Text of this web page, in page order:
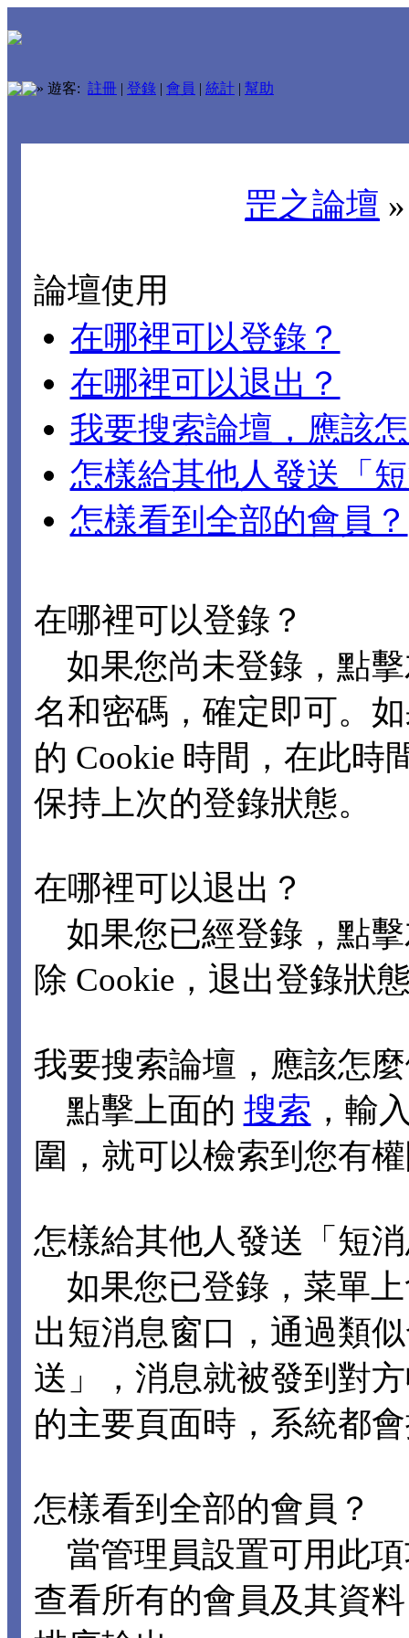
» 遊客: 註冊 | 登錄 | 會員 | 統計 | 幫助
罡之論壇
論壇使用
在哪裡可以登錄？
在哪裡可以退出？
我要搜索論壇，應該
怎樣給其他人發送「
怎樣看到全部的會員？
在哪裡可以登錄？
如果您尚未登錄，點
名和密碼，確定即可。
的 Cookie 時間，在此時
保持上次的登錄狀態。
在哪裡可以退出？
如果您已經登錄，點
除 Cookie，退出登錄狀
我要搜索論壇，應該怎
點擊上面的 搜索 ，輸
圍，就可以檢索到您有
怎樣給其他人發送「短
如果您已登錄，菜單
出短消息窗口，通過類
送」，消息就被發到對
的主要頁面時，系統都
怎樣看到全部的會員？
當管理員設置可用此
查看所有的會員及其資